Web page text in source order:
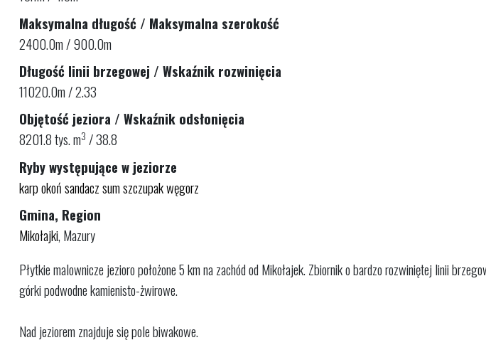
Maksymalna długość / Maksymalna szerokość
2400.0m / 900.0m
Długość linii brzegowej / Wskaźnik rozwinięcia
11020.0m / 2.33
Objętość jeziora / Wskaźnik odsłonięcia
8201.8 tys. m3 / 38.8
Ryby występujące w jeziorze
karpokońsandaczsumszczupakwęgorz
Gmina, Region
Mikołajki, Mazury
Płytkie malownicze jezioro położone 5 km na zachód od Mikołajek. Zbiornik o bardzo rozwiniętej linii
górki podwodne kamienisto-żwirowe.
Nad jeziorem znajduje się pole biwakowe.